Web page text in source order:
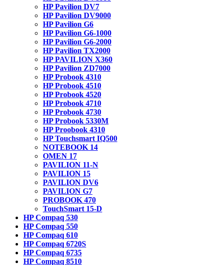
HP Pavilion DV7
HP Pavilion DV9000
HP Pavilion G6
HP Pavilion G6-1000
HP Pavilion G6-2000
HP Pavilion TX2000
HP PAVILION X360
HP Pavilion ZD7000
HP Probook 4310
HP Probook 4510
HP Probook 4520
HP Probook 4710
HP Probook 4730
HP Probook 5330M
HP Proobook 4310
HP Touchsmart IQ500
NOTEBOOK 14
OMEN 17
PAVILION 11-N
PAVILION 15
PAVILION DV6
PAVILION G7
PROBOOK 470
TouchSmart 15-D
HP Compaq 530
HP Compaq 550
HP Compaq 610
HP Compaq 6720S
HP Compaq 6735
HP Compaq 8510